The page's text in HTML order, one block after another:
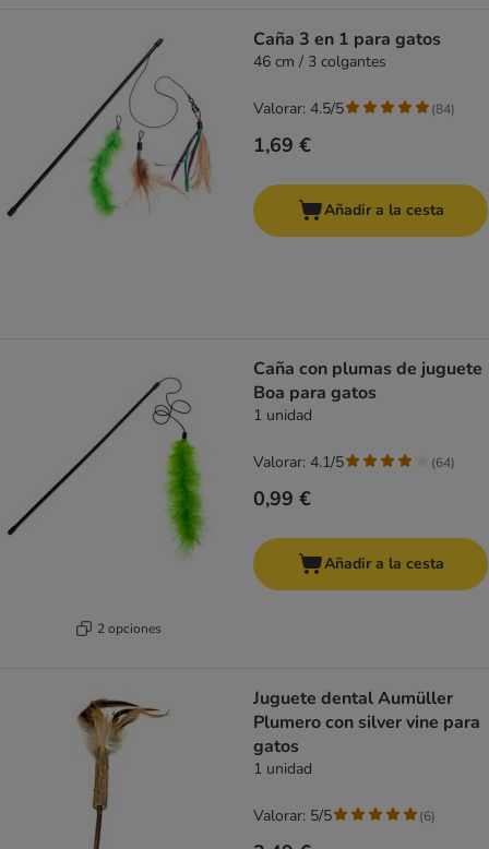
Caña 3 en 1 para gatos
46 cm / 3 colgantes
1,69 €
Valorar: 4.5/5 (84)
Añadir a la cesta
2 opciones
Caña con plumas de juguete
Boa para gatos
1 unidad
0,99 €
Valorar: 4.1/5 (64)
Añadir a la cesta
Juguete dental Aumüller
Plumero con silver vine para
gatos
1 unidad
Valorar: 5/5 (6)